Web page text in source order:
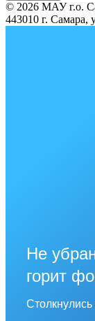
© 2026 МАУ г.о.
443010 г. Самара,
Не
горит